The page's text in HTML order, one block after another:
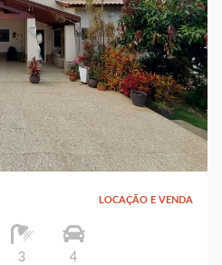
LOCAÇÃO E VENDA
3 4